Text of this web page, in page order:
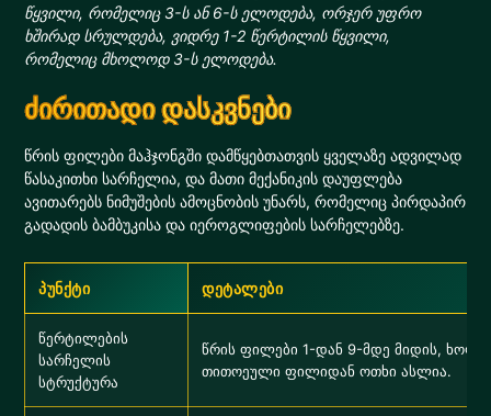
წყვილი, რომელიც 3-ს ან 6-ს ელოდება, ორჯერ უფრო
ხშირად სრულდება, ვიდრე 1-2 წერტილის წყვილი,
რომელიც მხოლოდ 3-ს ელოდება.
ძირითადი დასკვნები
წრის ფილები მაჰჯონგში დამწყებთათვის ყველაზე ადვილად
წასაკითხი სარჩელია, და მათი მექანიკის დაუფლება
ავითარებს ნიმუშების ამოცნობის უნარს, რომელიც პირდაპირ
გადადის ბამბუკისა და იეროგლიფების სარჩელებზე.
პუნქტი დეტალები
წერტილების
სარჩელის
სტრუქტურა
წრის ფილები 1-დან 9-მდე მიდის,
თითოეული ფილიდან ოთხი ასლია.